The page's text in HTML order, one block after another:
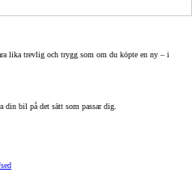
lika trevlig och trygg som om du köpte en ny – i
din bil på det sätt som passar dig.